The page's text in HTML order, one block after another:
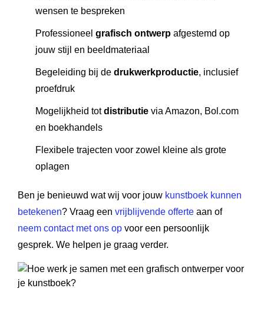
wensen te bespreken
Professioneel grafisch ontwerp afgestemd op
jouw stijl en beeldmateriaal
Begeleiding bij de drukwerkproductie, inclusief
proefdruk
Mogelijkheid totdistributie via Amazon, Bol.com
en boekhandels
Flexibele trajecten voor zowel kleine als grote
oplagen
Ben je benieuwd wat wij voor jouw kunstboek kunnen
betekenen? Vraag een vrijblijvende offerte aan of
neem contact met ons op voor een persoonlijk
gesprek. We helpen je graag verder.